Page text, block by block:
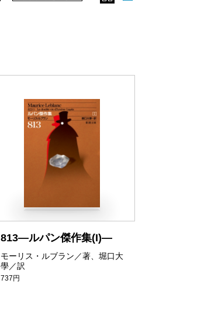
813―ルパン傑作集(I)―
モーリス・ルブラン／著、堀口大
學／訳
737円